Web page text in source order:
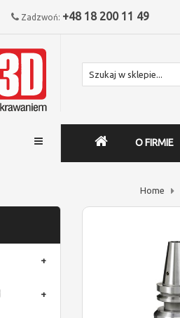
Zadzwoń: +48 18 200 11 49
O FIRMIE
Home